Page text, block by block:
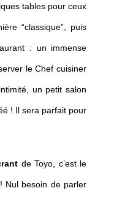
tables pour ceux
“classique”, puis
: un immense
le Chef cuisiner
un petit salon
! Il sera parfait pour
de Toyo, c’est le
Nul besoin de parler